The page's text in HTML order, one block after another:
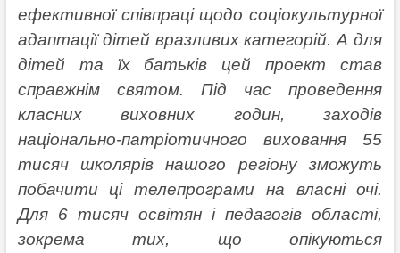
ефективної співпраці щодо соціокультурної
адаптації дітей вразливих категорій. А для
дітей та їх батьків цей проект став
справжнім святом. Під час проведення
класних виховних годин, заходів
національно-патріотичного виховання 55
тисяч школярів нашого регіону зможуть
побачити ці телепрограми на власні очі.
Для 6 тисяч освітян і педагогів області,
зокрема тих, що опікуються